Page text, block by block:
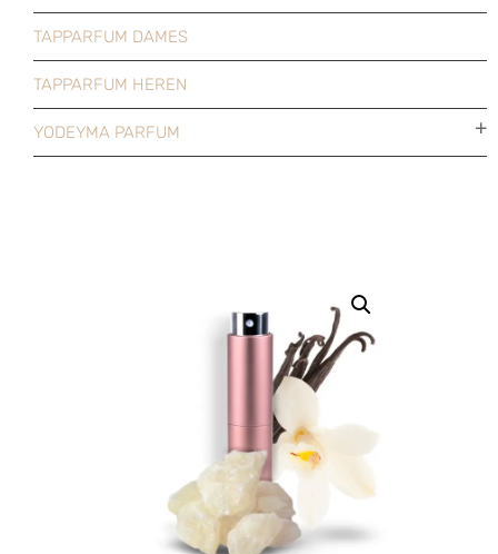
TAPPARFUM DAMES
TAPPARFUM HEREN
YODEYMA PARFUM